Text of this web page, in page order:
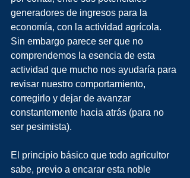
generadores de ingresos para la
economía, con la actividad agrícola.
Sin embargo parece ser que no
comprendemos la esencia de esta
actividad que mucho nos ayudaría para
revisar nuestro comportamiento,
corregirlo y dejar de avanzar
constantemente hacia atrás (para no
ser pesimista).
El principio básico que todo agricultor
sabe, previo a encarar esta noble